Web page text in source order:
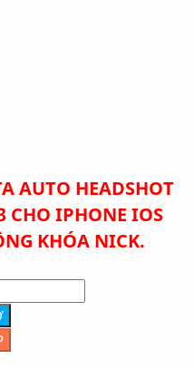
AUTO HEADSHOT
CHO IPHONE IOS
KHÓA NICK.